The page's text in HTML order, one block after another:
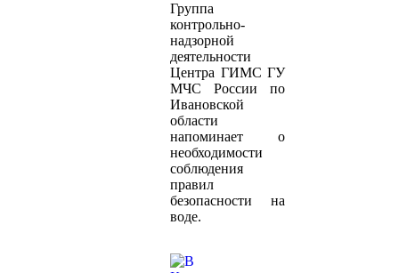
Группа
контрольно-
надзорной
деятельности
Центра ГИМС ГУ
МЧС России по
Ивановской
области
напоминает о
необходимости
соблюдения
правил
безопасности на
воде.